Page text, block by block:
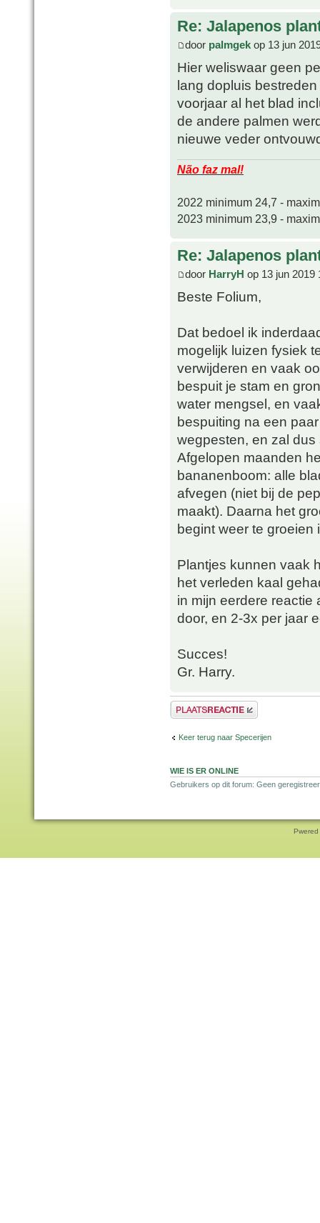
Re: Jalapenos
door palmgek op 13 jun
Hier weliswaar geen
lang dopluis
voorjaar al het blad
de andere palmen
nieuwe veder
Não faz mal!
2022 minimum 24,7 -
2023 minimum 23,9 -
Re: Jalapenos
door HarryH op 13 jun 2019
Beste Folium,
Dat bedoel ik
mogelijk luizen fysiek
verwijderen en vaak
bespuit je stam en
water mengsel, en
bespuiting na een
wegpesten, en zal
Afgelopen maanden
bananenboom: alle
afvegen (niet bij de
maakt). Daarna het
begint weer te groeien
Plantjes kunnen vaak
het verleden kaal
in mijn eerdere
door, en 2-3x per jaar
Succes!
Gr. Harry.
Plaats een reactie
Keer terug naar Specerijen
WIE IS ER ONLINE
Gebruikers op dit forum: Geen